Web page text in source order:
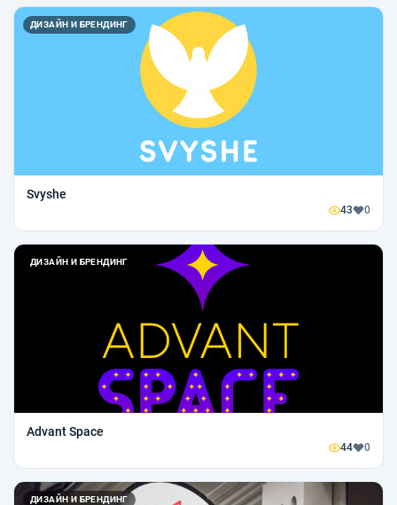
ДИЗАЙН И БРЕНДИНГ
Svyshe
43 0
ДИЗАЙН И БРЕНДИНГ
Advant Space
44 0
ДИЗАЙН И БРЕНДИНГ